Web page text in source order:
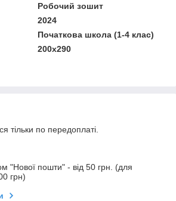
Робочий зошит
2024
Початкова школа (1-4 клас)
200x290
тільки по передоплаті.
"Нової пошти" - від 50 грн. (для
грн)